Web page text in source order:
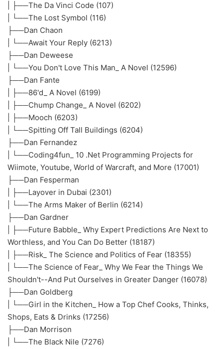
| ├──The Da Vinci Code (107)
| └──The Lost Symbol (116)
├──Dan Chaon
| └──Await Your Reply (6213)
├──Dan Deweese
| └──You Don't Love This Man_ A Novel (12596)
├──Dan Fante
| ├──86'd_ A Novel (6199)
| ├──Chump Change_ A Novel (6202)
| ├──Mooch (6203)
| └──Spitting Off Tall Buildings (6204)
├──Dan Fernandez
| └──Coding4fun_ 10 .Net Programming Projects for
Wiimote, Youtube, World of Warcraft, and More (17001)
├──Dan Fesperman
| ├──Layover in Dubai (2301)
| └──The Arms Maker of Berlin (6214)
├──Dan Gardner
| ├──Future Babble_ Why Expert Predictions Are Next to
Worthless, and You Can Do Better (18187)
| ├──Risk_ The Science and Politics of Fear (18355)
| └──The Science of Fear_ Why We Fear the Things We
Shouldn't--And Put Ourselves in Greater Danger (16078)
├──Dan Goldberg
| └──Girl in the Kitchen_ How a Top Chef Cooks, Thinks,
Shops, Eats & Drinks (17256)
├──Dan Morrison
| └──The Black Nile (7276)